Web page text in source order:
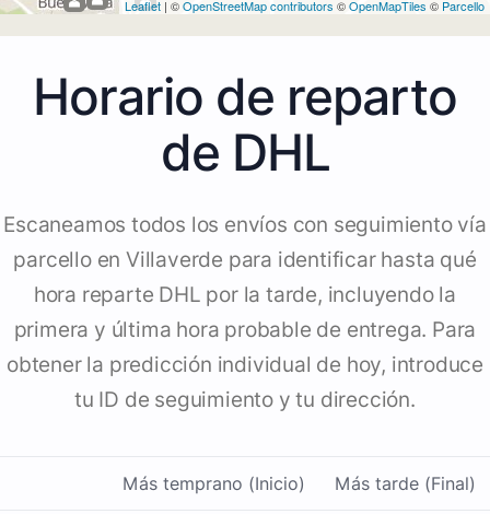
Leaflet | ©OpenStreetMap contributors ©OpenMapTiles © Parcello
Horario de reparto
de DHL
Escaneamos todos los envíos con seguimiento vía
parcello en Villaverde para identificar hasta qué
hora reparte DHL por la tarde, incluyendo la
primera y última hora probable de entrega. Para
obtener la predicción individual de hoy, introduce
tu ID de seguimiento y tu dirección.
Más temprano (Inicio) Más tarde (Final)